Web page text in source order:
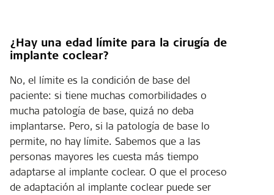
¿Hay una edad límite para la cirugía de
implante coclear?
No, el límite es la condición de base del
paciente: si tiene muchas comorbilidades o
mucha patología de base, quizá no deba
implantarse. Pero, si la patología de base lo
permite, no hay límite. Sabemos que a las
personas mayores les cuesta más tiempo
adaptarse al implante coclear. O que el proceso
de adaptación al implante coclear puede ser